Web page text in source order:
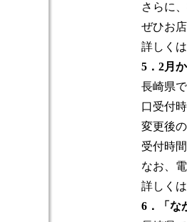
さらに
ぜひお
詳しく
5．2月
長崎県
口受付
変更後
受付時
なお、
詳しく
6．「な